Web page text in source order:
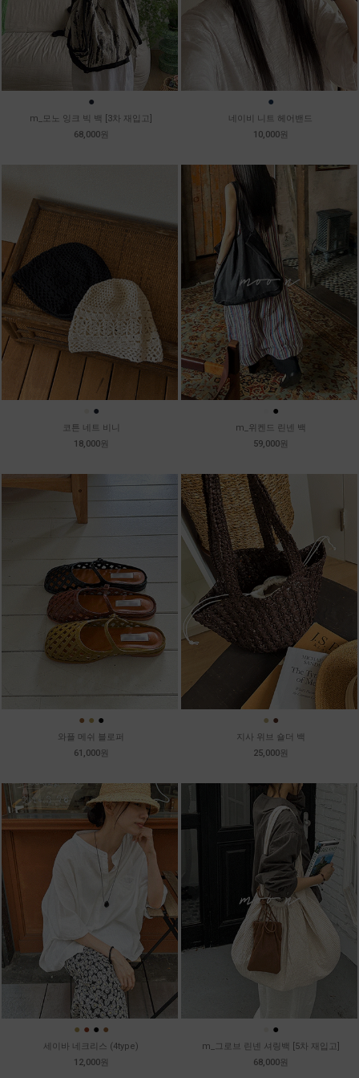
●
m_모노 잉크 빅 백 [3차 재입고]
68,000원
●
네이비 니트 헤어밴드
10,000원
●
코튼 네트 비니
18,000원
●
m_위켄드 린넨 백
59,000원
● ● ●
와플 메쉬 블로퍼
61,000원
● ●
지사 위브 숄더 백
25,000원
● ● ● ●
세이바 네크리스 (4type)
12,000원
●
m_그로브 린넨 셔링백 [5차 재입고]
68,000원